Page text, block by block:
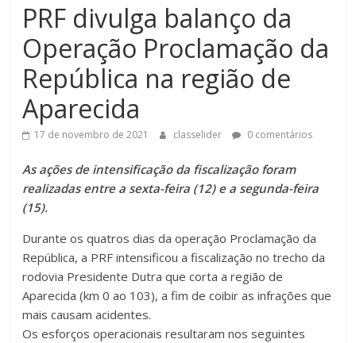
PRF divulga balanço da
Operação Proclamação da
República na região de
Aparecida
17 de novembro de 2021 classelider 0 comentários
As ações de intensificação da fiscalização foram
realizadas entre a sexta-feira (12) e a segunda-feira
(15).
Durante os quatros dias da operação Proclamação da
República, a PRF intensificou a fiscalização no trecho da
rodovia Presidente Dutra que corta a região de
Aparecida (km 0 ao 103), a fim de coibir as infrações que
mais causam acidentes.
Os esforços operacionais resultaram nos seguintes